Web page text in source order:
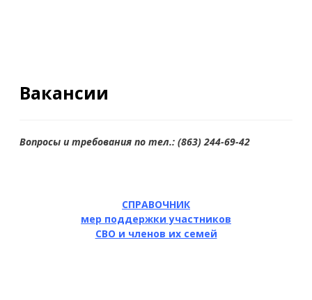
Вакансии
Вопросы и требования по тел.: (863) 244-69-42
СПРАВОЧНИК
мер поддержки участников
СВО и членов их семей